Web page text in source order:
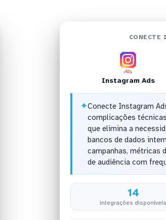
CONECTE
Instagram Ads
✦Conecte Instagram
complicações
que elimina a
bancos de dados
campanhas, métricas
de audiência com
14
integrações disponíveis